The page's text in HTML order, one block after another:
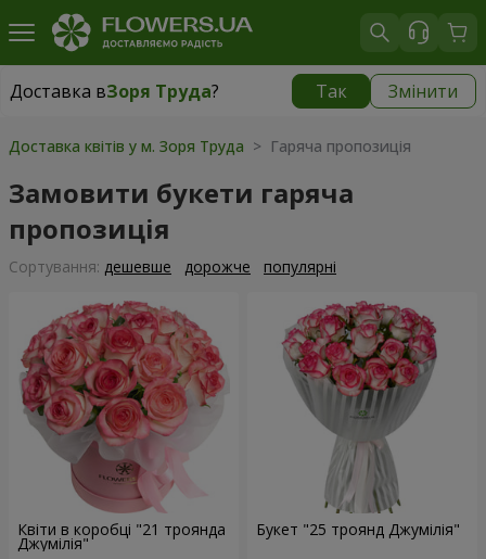
Доставка вЗоря Труда? Так Змінити
Доставка вЗоря Труда| безкоштовно
Доставка квітів у м. Зоря Труда > Гаряча пропозиція
Замовити букети гаряча
пропозиція
Сортування: дешевше дорожче популярні
Квіти в коробці "21 троянда
Джумілія"
Букет "25 троянд Джумілія"